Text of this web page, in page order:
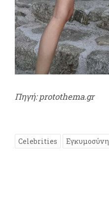
Πηγή: protothema.gr
Celebrities Εγκυμοσύνη